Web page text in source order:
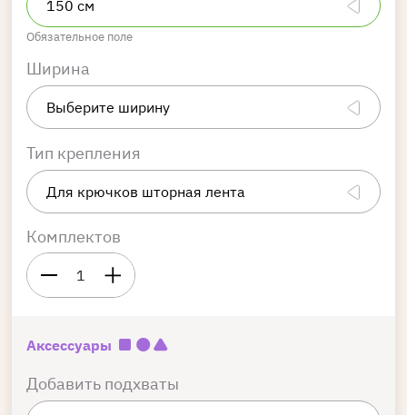
Обязательное поле
Ширина
Тип крепления
Комплектов
1
Аксессуары
Добавить подхваты